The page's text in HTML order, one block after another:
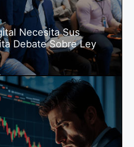
Necesita Sus
Debate Sobre Ley